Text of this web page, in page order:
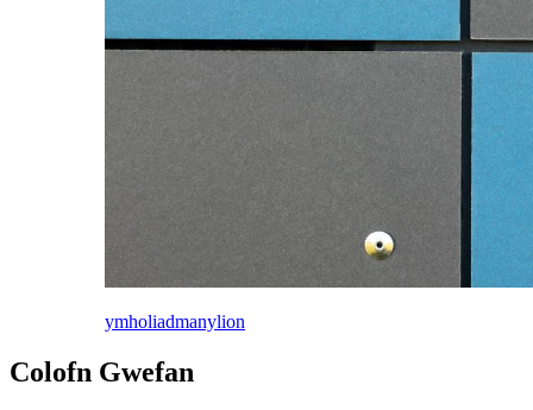
ymholiadmanylion
Colofn Gwefan